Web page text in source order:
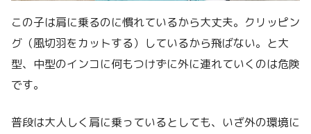
この子は肩に乗るのに慣れているから大丈夫。クリッピン
グ（風切羽をカットする）しているから飛ばない。と大
型、中型のインコに何もつけずに外に連れていくのは危険
です。
普段は大人しく肩に乗っているとしても、いざ外の環境に